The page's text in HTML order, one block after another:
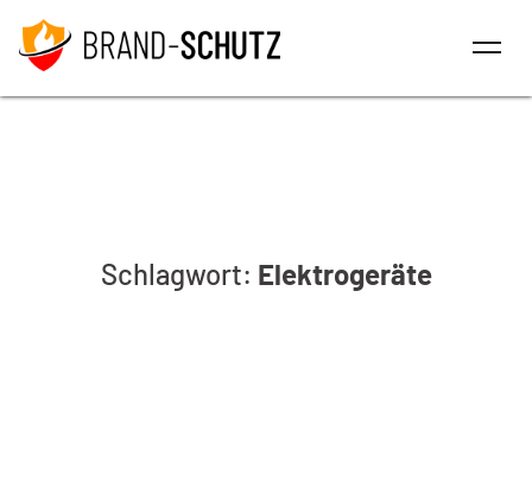
Schlagwort: Elektrogeräte